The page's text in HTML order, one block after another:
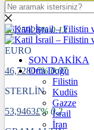
DOLAR
40,2592$% 0.13
EURO
46,7280€% 0.07
STERLİN
53,9463£% 0.2
SON DAKİKA
Orta Doğu
Filistin
Kudüs
Gazze
İsrail
İran